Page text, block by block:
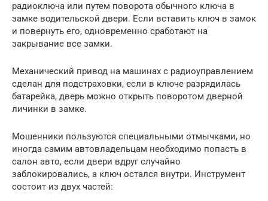
радиоключа или путем поворота обычного ключа в
замке водительской двери. Если вставить ключ в замок
и повернуть его, одновременно сработают на
закрывание все замки.
Механический привод на машинах с радиоуправлением
сделан для подстраховки, если в ключе разрядилась
батарейка, дверь можно открыть поворотом дверной
личинки в замке.
Мошенники пользуются специальными отмычками, но
иногда самим автовладельцам необходимо попасть в
салон авто, если двери вдруг случайно
заблокировались, а ключ остался внутри. Инструмент
состоит из двух частей: